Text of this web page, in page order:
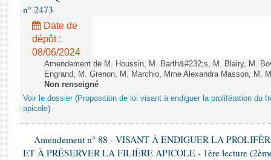
n° 2473
Date de
dépôt :
08/06/2024
Amendement de M. Houssin, M. Barth&#232;s, M. Blairy, M.
Engrand, M. Grenon, M. Marchio, Mme Alexandra Masson, M.
Non renseigné
Voir le dossier (Proposition de loi visant à endiguer la prolifération du
apicole)
Amendement n° 88 - VISANT À ENDIGUER LA
ET À PRÉSERVER LA FILIÈRE APICOLE - 1ère lecture